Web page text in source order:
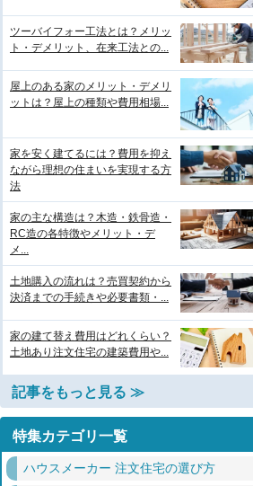
ツーバイフォー工法とは？メリッ
ト・デメリット、在来工法との...
屋上のある家のメリット・デメリ
ットは？屋上の種類や費用相場...
家を安く建てるには？費用を抑え
ながら理想の住まいを実現する方
法
家の主な構造は？木造・鉄骨造・
RC造の各特徴やメリット・デ
メ...
土地購入の流れは？売買契約から
決済までの手続きや必要書類・...
家の建て替え費用はどれくらい？
土地あり注文住宅の建築費用や...
記事をもっと見る ≫
特集カテゴリ一覧
ハウスメーカー 注文住宅の選び方